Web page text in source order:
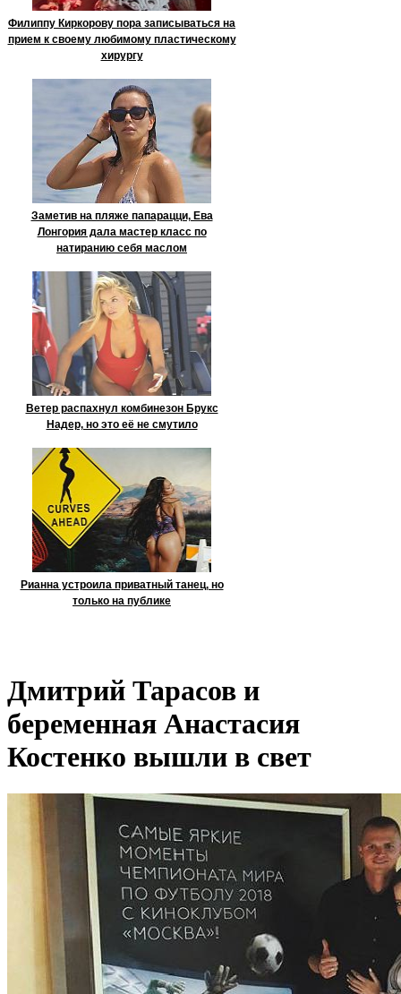
Филиппу Киркорову пора записываться на
прием к своему любимому пластическому
хирургу
Заметив на пляже папарацци, Ева
Лонгория дала мастер класс по
натиранию себя маслом
Ветер распахнул комбинезон Брукс
Надер, но это её не смутило
Рианна устроила приватный танец, но
только на публике
Дмитрий Тарасов и
беременная Анастасия
Костенко вышли в свет